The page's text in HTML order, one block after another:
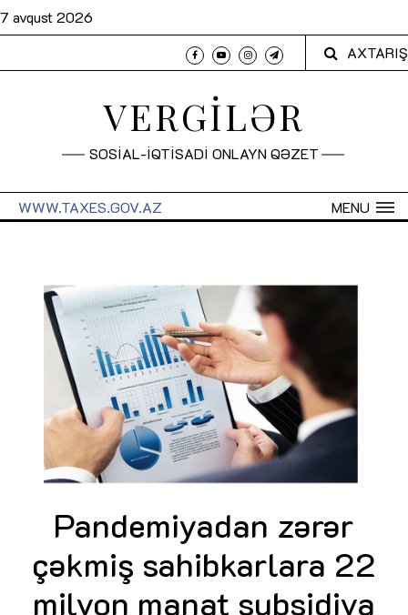
7 avqust 2026
AXTARIŞ
VERGİLƏR
SOSİAL-İQTİSADİ ONLAYN QƏZET
MENU
WWW.TAXES.GOV.AZ
Pandemiyadan zərər
çəkmiş sahibkarlara 22
milyon manat subsidiya